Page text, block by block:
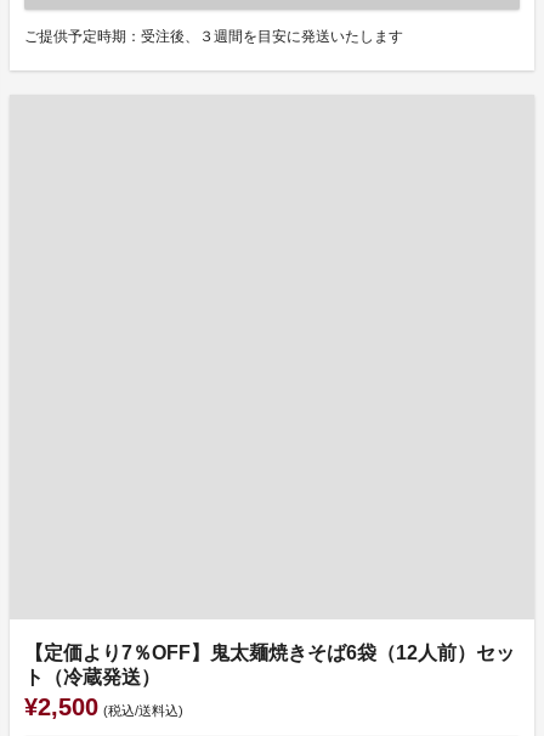
ご提供予定時期：受注後、３週間を目安に発送いたします
【定価より7％OFF】鬼太麺焼きそば6袋（12人前）セッ
ト（冷蔵発送）
¥2,500 (税込/送料込)